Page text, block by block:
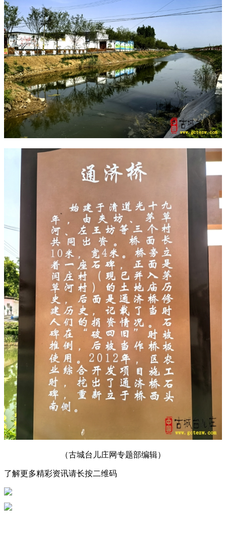
（古城台儿庄网专题部编辑）
了解更多精彩资讯请长按二维码